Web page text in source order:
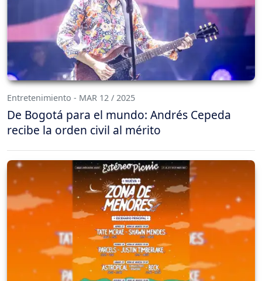
Entretenimiento - MAR 12 / 2025
De Bogotá para el mundo: Andrés Cepeda
recibe la orden civil al mérito